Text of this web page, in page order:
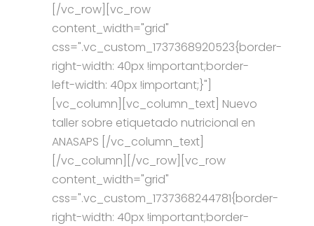
[/vc_row][vc_row
content_width="grid"
css=".vc_custom_1737368920523{border-
right-width: 40px !important;border-
left-width: 40px !important;}"]
[vc_column][vc_column_text] Nuevo
taller sobre etiquetado nutricional en
ANASAPS [/vc_column_text]
[/vc_column][/vc_row][vc_row
content_width="grid"
css=".vc_custom_1737368244781{border-
right-width: 40px !important;border-